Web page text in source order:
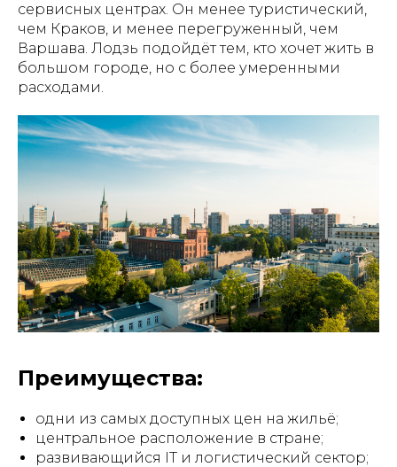
сервисных центрах. Он менее туристический,
чем Краков, и менее перегруженный, чем
Варшава. Лодзь подойдёт тем, кто хочет жить в
большом городе, но с более умеренными
расходами.
Преимущества:
одни из самых доступных цен на жильё;
центральное расположение в стране;
развивающийся IT и логистический сектор;